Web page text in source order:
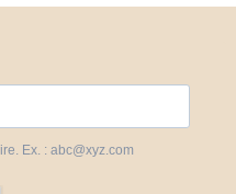
Ex. : abc@xyz.com